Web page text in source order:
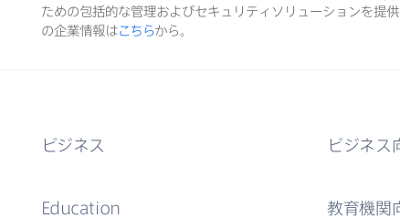
ための​包括的な​管理および​セキュリティソリューションを​提
の​企業情報はこちらから。
ビジネス
Education
ビジネス
教育機関